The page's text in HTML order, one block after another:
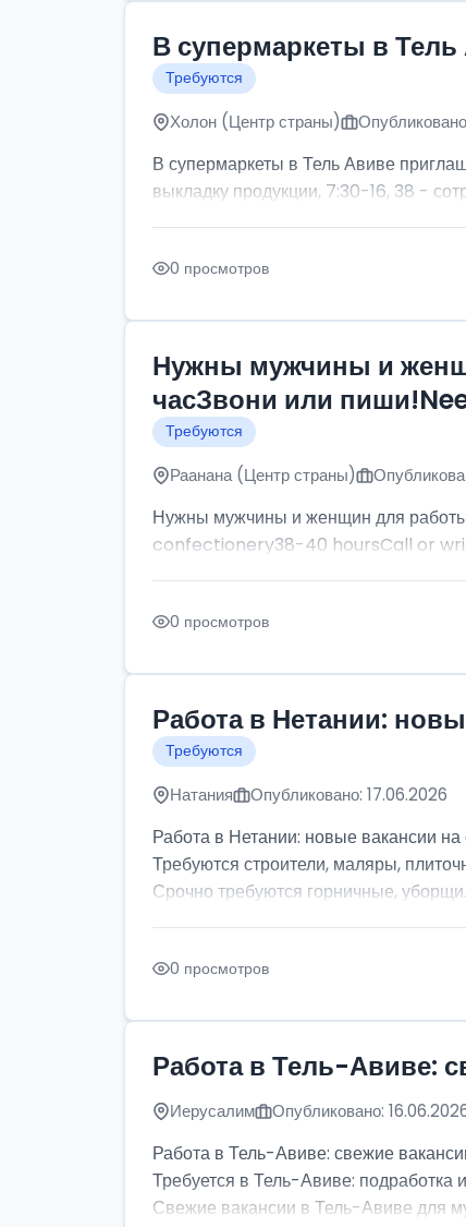
В супермаркеты в
Требуются
Холон (Центр страны)
В супермаркеты в Тель Авиве
выкладку продукции, 7:30-16, 38 -
0 просмотров
Нужны мужчины и
часЗвони или
Требуются
Раанана (Центр страны)
Нужны мужчины и женщин для
confectionery38-40 hoursCall or
0 просмотров
Работа в Нетании:
Требуются
Натания Опубликовано: 17.06.2026
Работа в Нетании: новые вакансии
Требуются строители, маляры,
Срочно требуются горничные,
0 просмотров
Работа в Тель-Авиве:
Иерусалим Опубликовано:
Работа в Тель-Авиве: свежие
Требуется в Тель-Авиве: подработка
Свежие вакансии в Тель-Авиве для